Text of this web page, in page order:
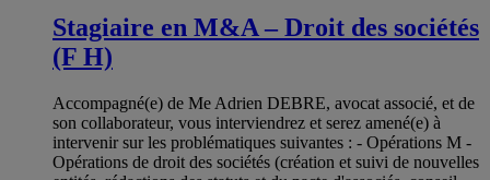
Stagiaire en M&A – Droit des sociétés
(F H)
Accompagné(e) de Me Adrien DEBRE, avocat associé, et de
son collaborateur, vous interviendrez et serez amené(e) à
intervenir sur les problématiques suivantes : - Opérations M -
Opérations de droit des sociétés (création et suivi de nouvelles